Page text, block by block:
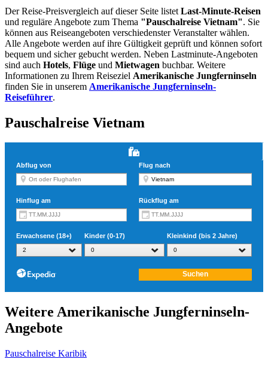
Der Reise-Preisvergleich auf dieser Seite listet Last-Minute-Reisen
und reguläre Angebote zum Thema "Pauschalreise Vietnam". Sie
können aus Reiseangeboten verschiedenster Veranstalter wählen.
Alle Angebote werden auf ihre Gültigkeit geprüft und können sofort
bequem und sicher gebucht werden. Neben Lastminute-Angeboten
sind auch Hotels, Flüge und Mietwagen buchbar. Weitere
Informationen zu Ihrem Reiseziel Amerikanische Jungferninseln
finden Sie in unserem Amerikanische Jungferninseln-
Reiseführer.
Pauschalreise Vietnam
Weitere Amerikanische Jungferninseln-
Angebote
Pauschalreise Karibik